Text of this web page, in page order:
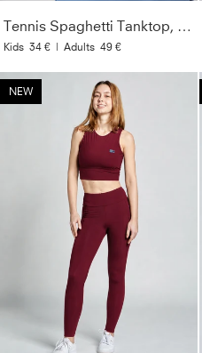
Tennis Spaghetti Tanktop, grau blau
Kids 34 € | Adults 49 €
NEW